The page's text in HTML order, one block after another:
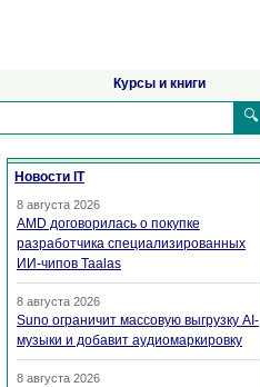
Курсы и книги
🔍
Новости IT
8 августа 2026
AMD договорилась о покупке
разработчика специализированных
ИИ-чипов Taalas
8 августа 2026
Suno ограничит массовую выгрузку AI-
музыки и добавит аудиомаркировку
8 августа 2026